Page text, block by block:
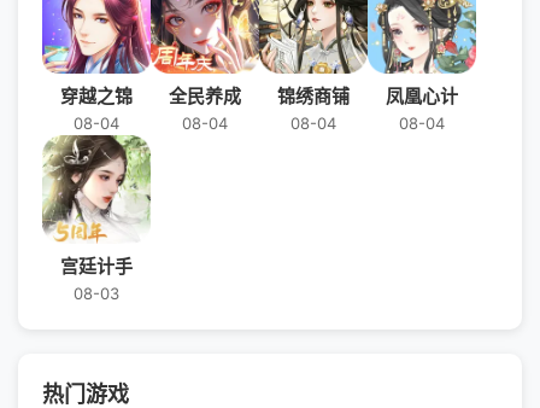
穿越之锦
08-04
全民养成
08-04
锦绣商铺
08-04
凤凰心计
08-04
宫廷计手
08-03
热门游戏